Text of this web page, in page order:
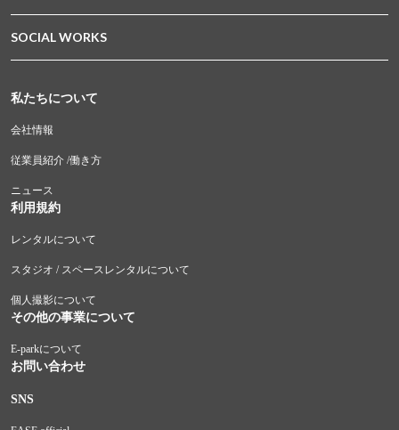
SOCIAL WORKS
私たちについて
会社情報
従業員紹介 /働き方
ニュース
利用規約
レンタルについて
スタジオ / スペースレンタルについて
個人撮影について
その他の事業について
E-parkについて
お問い合わせ
SNS